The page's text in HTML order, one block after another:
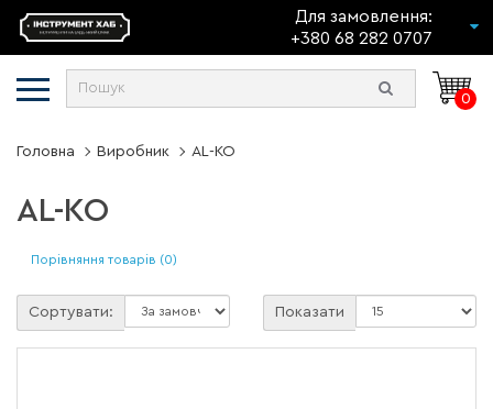
Для замовлення:
+380 68 282 0707
0
Головна Виробник AL-KO
AL-KO
Порівняння товарів (0)
Сортувати: Показати